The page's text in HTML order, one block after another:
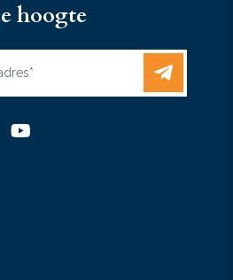
hoogte